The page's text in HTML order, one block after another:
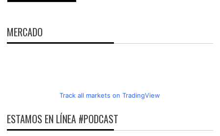
MERCADO
Track all markets on TradingView
ESTAMOS EN LÍNEA #PODCAST